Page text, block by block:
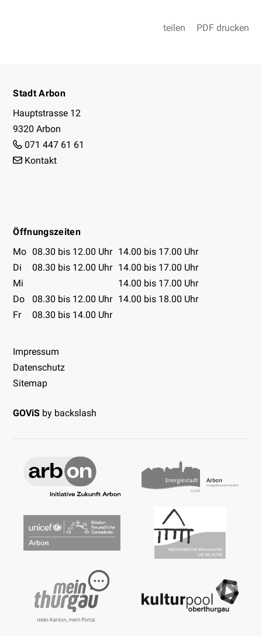
teilen PDF drucken
Stadt Arbon
Hauptstrasse 12
9320 Arbon
071 447 61 61
Kontakt
Öffnungszeiten
Öffnungszeiten Tabelle
Mo 08.30 bis 12.00 Uhr 14.00 bis 17.00 Uhr
Di
08.30 bis 12.00 Uhr 14.00 bis 17.00 Uhr
Mi
14.00 bis 17.00 Uhr
Do
08.30 bis 12.00 Uhr 14.00 bis 18.00 Uhr
Fr
08.30 bis 14.00 Uhr
Impressum
Datenschutz
Sitemap
GOViS by backslash